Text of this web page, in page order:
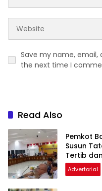
Save my name, email,
the next time I
Read Also
Pemkot
Susun
Tertib
Advertorial